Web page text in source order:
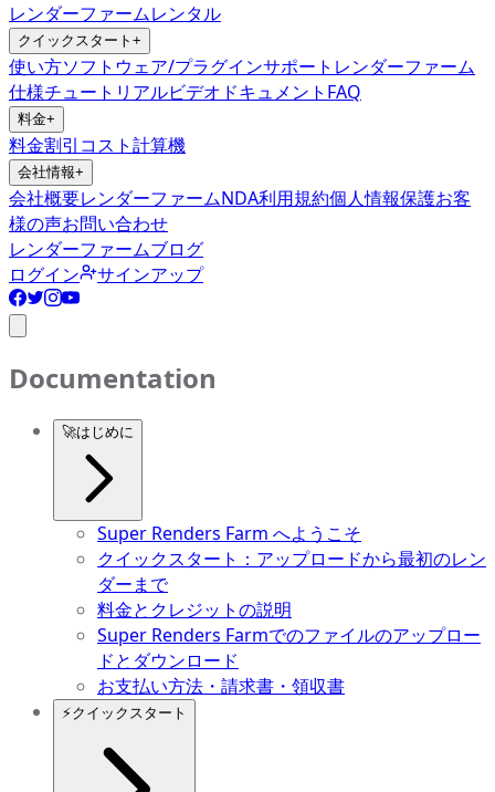
レンダーファームレンタル
クイックスタート +
使い方ソフトウェア/プラグインサポート レンダーファーム
仕様チュートリアルビデオ ドキュメント FAQ
料金+
料金割引 コスト計算機
会社情報+
会社概要レンダーファームNDA利用規約個人情報保護お客
様の声お問い合わせ
レンダーファームブログ
ログイン
サインアップ
Documentation
🚀はじめに
Super Renders Farm へようこそ
クイックスタート：アップロードから最初のレン
ダーまで
料金とクレジットの説明
Super Renders Farmでのファイルのアップロー
ドとダウンロード
お支払い方法・請求書・領収書
⚡クイックスタート